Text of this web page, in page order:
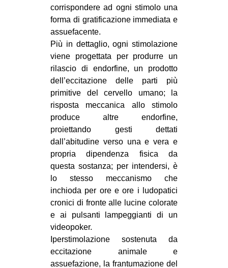
corrispondere ad ogni stimolo una
forma di gratificazione immediata e
assuefacente.
Più in dettaglio, ogni stimolazione
viene progettata per produrre un
rilascio di endorfine, un prodotto
dell’eccitazione delle parti più
primitive del cervello umano; la
risposta meccanica allo stimolo
produce altre endorfine,
proiettando gesti dettati
dall’abitudine verso una e vera e
propria dipendenza fisica da
questa sostanza; per intendersi, è
lo stesso meccanismo che
inchioda per ore e ore i ludopatici
cronici di fronte alle lucine colorate
e ai pulsanti lampeggianti di un
videopoker.
Iperstimolazione sostenuta da
eccitazione animale e
assuefazione, la frantumazione del